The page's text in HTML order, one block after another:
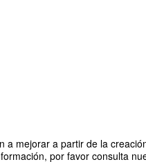
mejorar a partir de la
por favor consulta
STEM en la Formación